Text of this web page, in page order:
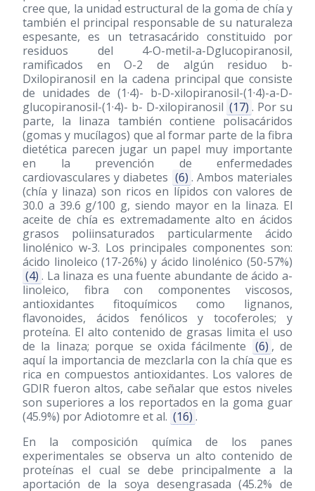
cree que, la unidad estructural de la goma de chía y
también el principal responsable de su naturaleza
espesante, es un tetrasacárido constituido por
residuos del 4-O-metil-a-Dglucopiranosil,
ramificados en O-2 de algún residuo b-
Dxilopiranosil en la cadena principal que consiste
de unidades de (1·4)- b-D-xilopiranosil-(1·4)-a-D-
glucopiranosil-(1·4)- b- D-xilopiranosil (17) . Por su
parte, la linaza también contiene polisacáridos
(gomas y mucílagos) que al formar parte de la fibra
dietética parecen jugar un papel muy importante
en la prevención de enfermedades
cardiovasculares y diabetes (6) . Ambos materiales
(chía y linaza) son ricos en lípidos con valores de
30.0 a 39.6 g/100 g, siendo mayor en la linaza. El
aceite de chía es extremadamente alto en ácidos
grasos poliinsaturados particularmente ácido
linolénico w-3. Los principales componentes son:
ácido linoleico (17-26%) y ácido linolénico (50-57%)
(4) . La linaza es una fuente abundante de ácido a-
linoleico, fibra con componentes viscosos,
antioxidantes fitoquímicos como lignanos,
flavonoides, ácidos fenólicos y tocoferoles; y
proteína. El alto contenido de grasas limita el uso
de la linaza; porque se oxida fácilmente
(6) , de
aquí la importancia de mezclarla con la chía que es
rica en compuestos antioxidantes. Los valores de
GDIR fueron altos, cabe señalar que estos niveles
son superiores a los reportados en la goma guar
(45.9%) por Adiotomre et al. (16) .
En la composición química de los panes
experimentales se observa un alto contenido de
proteínas el cual se debe principalmente a la
aportación de la soya desengrasada (45.2% de